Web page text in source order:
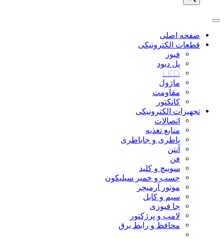
صفحه اصلی
قطعات الکترونیکی
فیوز
پل دیود
LED
ماژول
مقاومت
کانکتور
تجهیزات الکترونیکی
اتصالات
منابع تغذیه
باطری و جاباطری
آنتن
فن
سوییچ و کلید
چسب و خمیر سیلیکون
موتور آرمیچر
سیم و کابل
جا فیوزی
لامپ و پرژکتور
محافظ و رابط برق